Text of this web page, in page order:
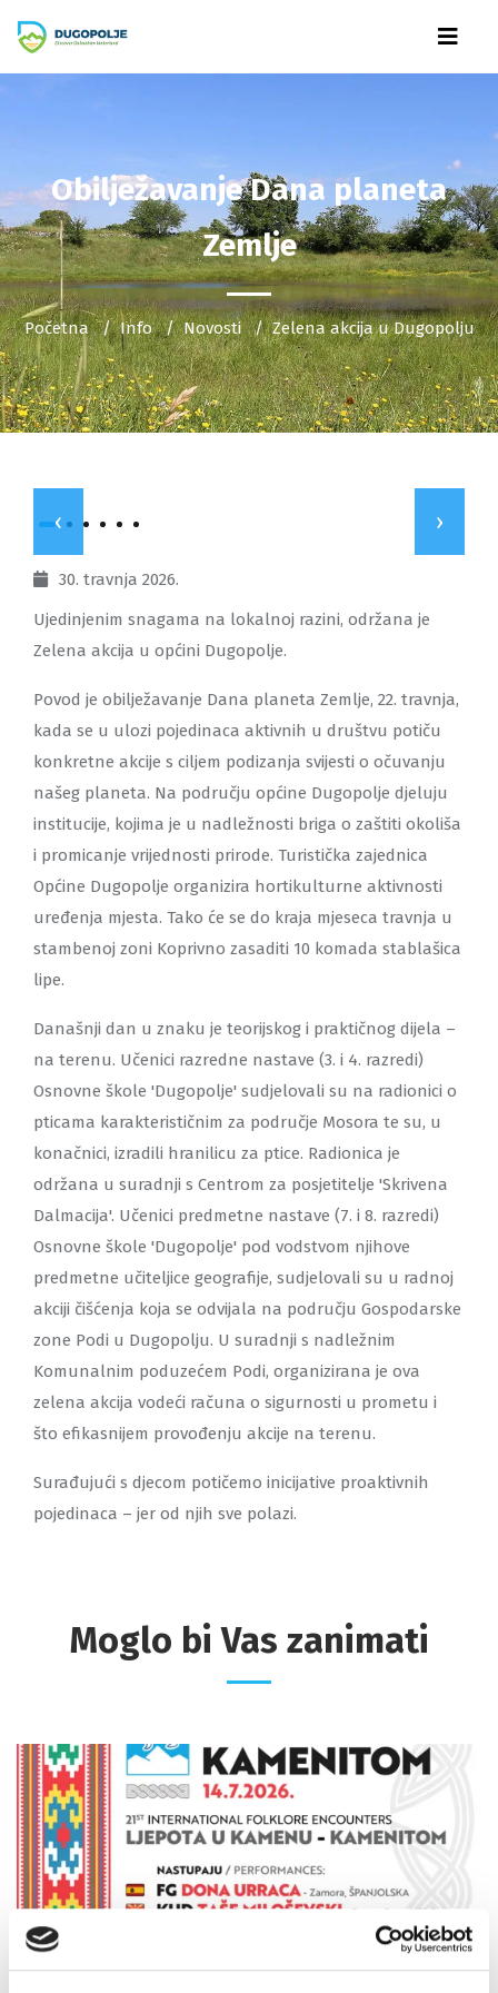
Obilježavanje Dana planeta
Zemlje
Početna Info Novosti Zelena akcija u Dugopolju
‹ ›
30. travnja 2026.
Ujedinjenim snagama na lokalnoj razini, održana je
Zelena akcija u općini Dugopolje.
Povod je obilježavanje Dana planeta Zemlje, 22. travnja,
kada se u ulozi pojedinaca aktivnih u društvu potiču
konkretne akcije s ciljem podizanja svijesti o očuvanju
našeg planeta. Na području općine Dugopolje djeluju
institucije, kojima je u nadležnosti briga o zaštiti okoliša
i promicanje vrijednosti prirode. Turistička zajednica
Općine Dugopolje organizira hortikulturne aktivnosti
uređenja mjesta. Tako će se do kraja mjeseca travnja u
stambenoj zoni Koprivno zasaditi 10 komada stablašica
lipe.
Današnji dan u znaku je teorijskog i praktičnog dijela –
na terenu. Učenici razredne nastave (3. i 4. razredi)
Osnovne škole 'Dugopolje' sudjelovali su na radionici o
pticama karakterističnim za područje Mosora te su, u
konačnici, izradili hranilicu za ptice. Radionica je
održana u suradnji s Centrom za posjetitelje 'Skrivena
Dalmacija'. Učenici predmetne nastave (7. i 8. razredi)
Osnovne škole 'Dugopolje' pod vodstvom njihove
predmetne učiteljice geografije, sudjelovali su u radnoj
akciji čišćenja koja se odvijala na području Gospodarske
zone Podi u Dugopolju. U suradnji s nadležnim
Komunalnim poduzećem Podi, organizirana je ova
zelena akcija vodeći računa o sigurnosti u prometu i
što efikasnijem provođenju akcije na terenu.
Surađujući s djecom potičemo inicijative proaktivnih
pojedinaca – jer od njih sve polazi.
Moglo bi Vas zanimati
08